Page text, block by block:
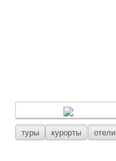
туры курорты отели